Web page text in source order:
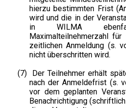
hierzu bestimmten Frist
wird und die in der
in WILMA
Maximalteilnehmerzahl
zeitlichen Anmeldung (s.
nicht überschritten wird.
(7)
Der Teilnehmer erhält
nach der Anmeldefrist (s.
vor dem geplanten
Benachrichtigung